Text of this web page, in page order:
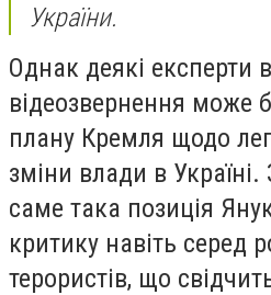
України.
Однак деякі
відеозвернення може
плану Кремля щодо
зміни влади в
саме така позиція
критику навіть серед
терористів, що